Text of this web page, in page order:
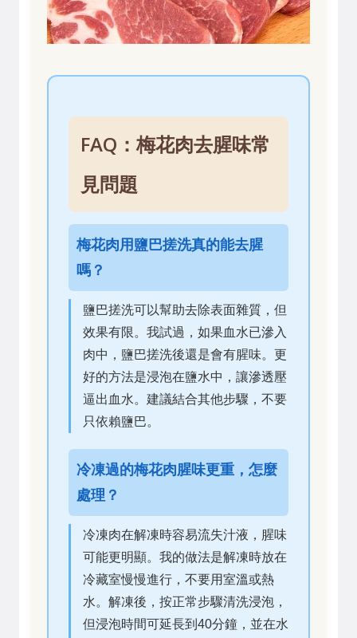
FAQ：梅花肉去腥味常
見問題
梅花肉用鹽巴搓洗真的能去腥
嗎？
鹽巴搓洗可以幫助去除表面雜質，但
效果有限。我試過，如果血水已滲入
肉中，鹽巴搓洗後還是會有腥味。更
好的方法是浸泡在鹽水中，讓滲透壓
逼出血水。建議結合其他步驟，不要
只依賴鹽巴。
冷凍過的梅花肉腥味更重，怎麼
處理？
冷凍肉在解凍時容易流失汁液，腥味
可能更明顯。我的做法是解凍時放在
冷藏室慢慢進行，不要用室溫或熱
水。解凍後，按正常步驟清洗浸泡，
但浸泡時間可延長到40分鐘，並在水